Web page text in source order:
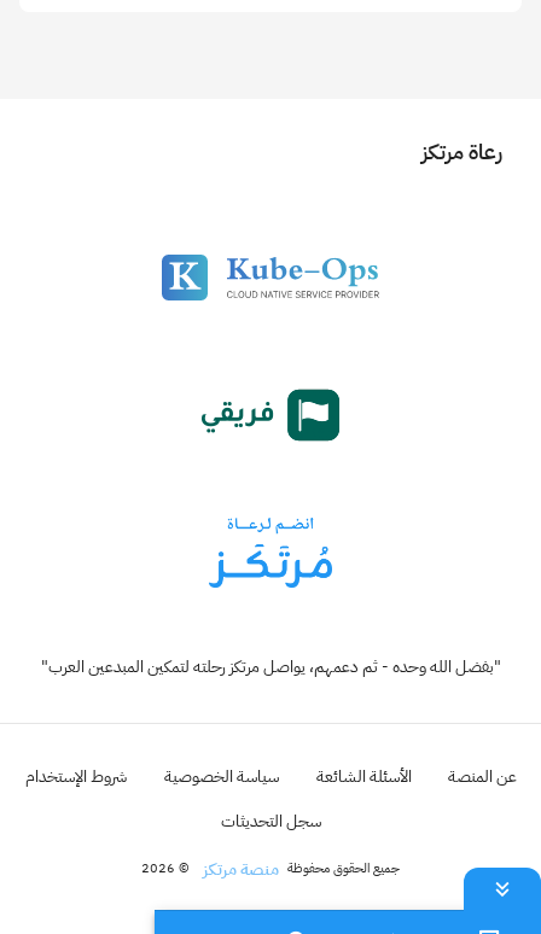
رعاة مرتكز
"بفضل الله وحده - ثم دعمهم، يواصل مرتكز رحلته لتمكين المبدعين العرب"
عن المنصة الأسئلة الشائعة سياسة الخصوصية
شروط الإستخدام
سجل التحديثات
جميع الحقوق محفوظة منصة مرتكز © 2026